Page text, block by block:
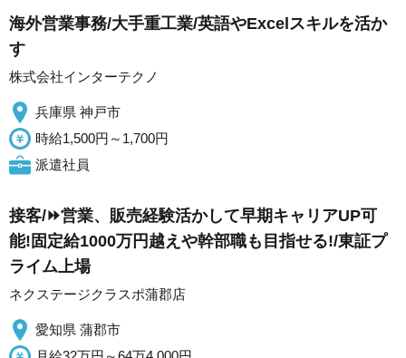
海外営業事務/大手重工業/英語やExcelスキルを活か
す
株式会社インターテクノ
兵庫県 神戸市
時給1,500円～1,700円
派遣社員
接客/⏩️営業、販売経験活かして早期キャリアUP可
能!固定給1000万円越えや幹部職も目指せる!/東証プ
ライム上場
ネクステージクラスポ蒲郡店
愛知県 蒲郡市